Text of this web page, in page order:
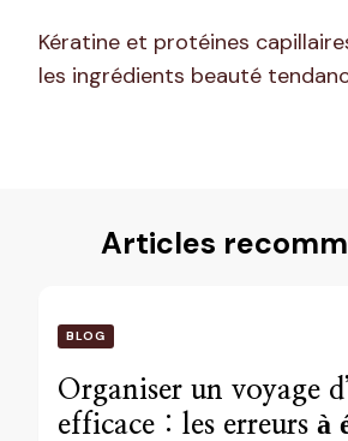
Kératine et protéines
les ingrédients beauté
Articles
BLOG
Organiser un voyage
efficace : les erreurs à